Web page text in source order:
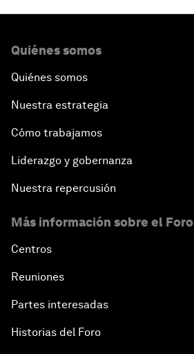
Quiénes somos
Quiénes somos
Nuestra estrategia
Cómo trabajamos
Liderazgo y gobernanza
Nuestra repercusión
Más información sobre el Foro
Centros
Reuniones
Partes interesadas
Historias del Foro